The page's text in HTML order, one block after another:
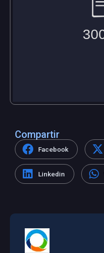
Compartir
Facebook
Linkedin